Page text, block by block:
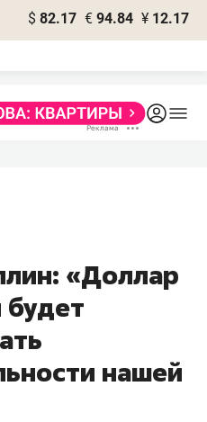
$ 82.17 € 94.84 ¥ 12.17
«Доллар
будет
нашей